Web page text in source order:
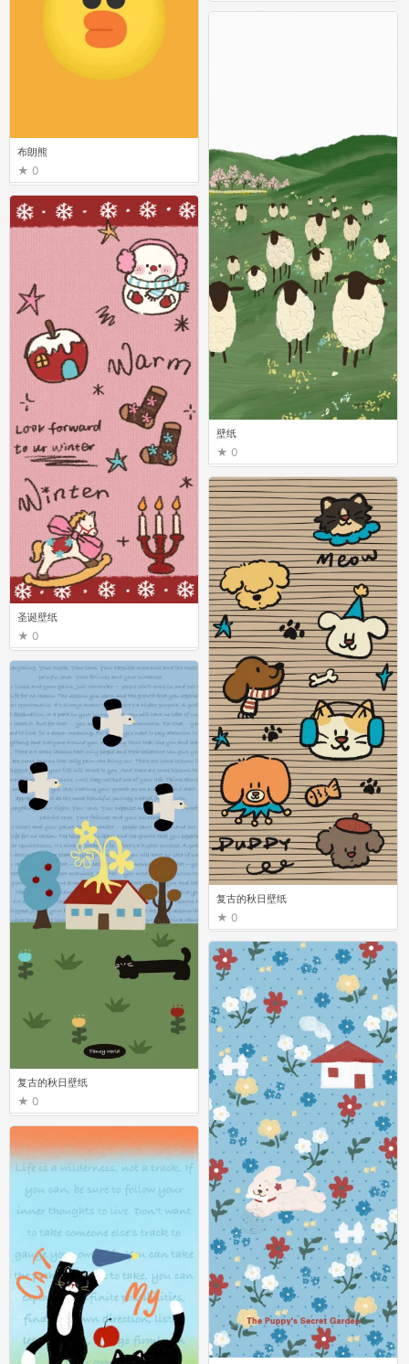
壁纸
0
布朗熊
0
复古的秋日壁纸
0
圣诞壁纸
0
复古的秋日壁纸
0